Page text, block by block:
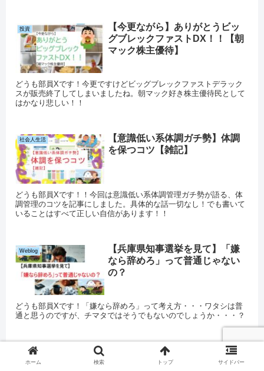
投資
【今更ながら】ありがとうビッ
グブレックファストDX！！【朝
マック株主優待】
どうも部員Xです！今更ですけどビッグブレックファストデラック
スが販売終了してしまいましたね。朝マック好き株主優待民として
はかなり悲しい！！
社会人生活
【意識低い系体調ガチ勢】体調
を保つコツ【雑記】
どうも部員Xです！！今回は意識低い系体調管理ガチ勢が語る、体
調管理のコツを記事にしました。具体的な話一切なし！でも書いて
いることはすべて正しい自信があります！！
Weblog
【兵庫県知事選挙を見て】「嫌
なら辞めろ」って普通じゃない
の？
どうも部員Xです！「嫌なら辞めろ」って考え方・・・ワタシは普
通と思うのですが、チマタではそうでもないのでしょうか・・・？
ホーム 検索 トップ サイドバー